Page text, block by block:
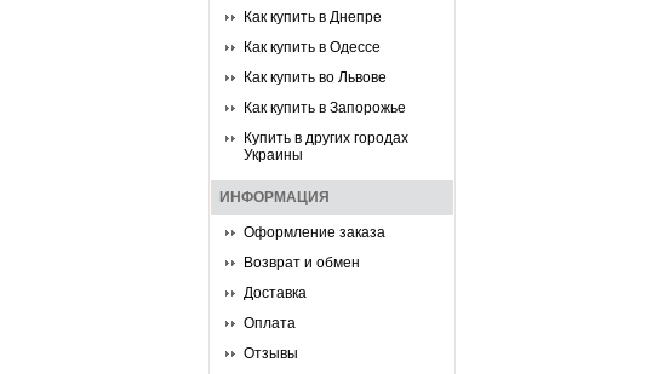
Как купить в Днепре
Как купить в Одессе
Как купить во Львове
Как купить в Запорожье
Купить в других городах
Украины
ИНФОРМАЦИЯ
Оформление заказа
Возврат и обмен
Доставка
Оплата
Отзывы